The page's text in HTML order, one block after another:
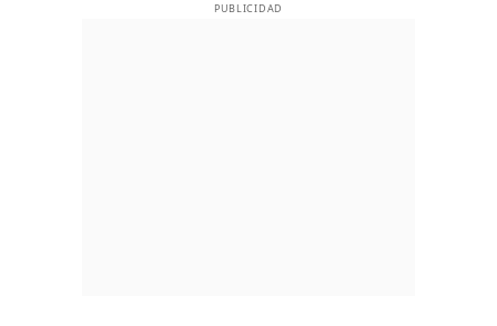
PUBLICIDAD